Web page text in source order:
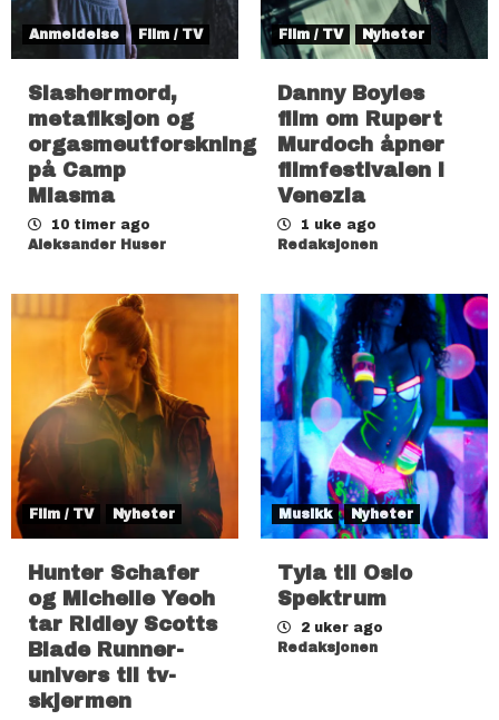
Anmeldelse Film / TV
Slashermord,
metafiksjon og
orgasmeutforskning
på Camp
Miasma
10 timer ago
Aleksander Huser
Film / TV Nyheter
Danny Boyles
film om Rupert
Murdoch åpner
filmfestivalen i
Venezia
1 uke ago
Redaksjonen
Film / TV Nyheter
Hunter Schafer
og Michelle Yeoh
tar Ridley Scotts
Blade Runner-
univers til tv-
skjermen
Musikk Nyheter
Tyla til Oslo
Spektrum
2 uker ago
Redaksjonen